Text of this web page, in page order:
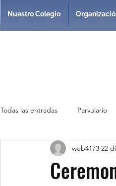
Nuestro Colegio
Todas las entradas Parvulario
web4173 22